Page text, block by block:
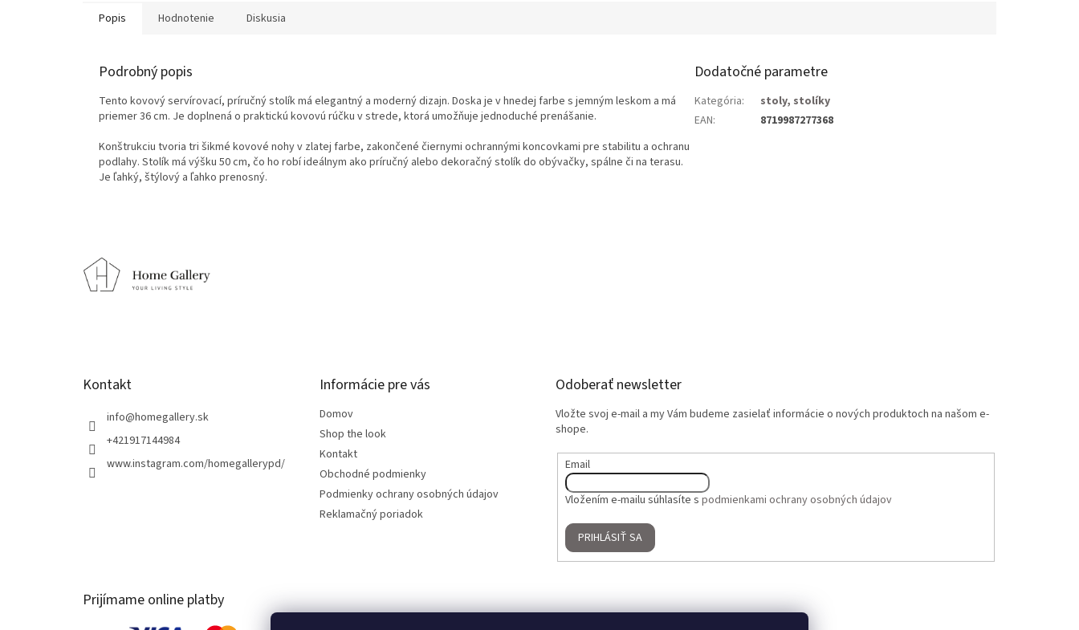
Popis Hodnotenie Diskusia
Podrobný popis
Tento kovový servírovací, príručný stolík má elegantný a moderný dizajn. Doska je v hnedej farbe s jemným leskom a má
priemer 36 cm. Je doplnená o praktickú kovovú rúčku v strede, ktorá umožňuje jednoduché prenášanie.
Konštrukciu tvoria tri šikmé kovové nohy v zlatej farbe, zakončené čiernymi ochrannými koncovkami pre stabilitu a ochranu
podlahy. Stolík má výšku 50 cm, čo ho robí ideálnym ako príručný alebo dekoračný stolík do obývačky, spálne či na terasu.
Je ľahký, štýlový a ľahko prenosný.
Dodatočné parametre
Kategória:
stoly, stolíky
EAN: 8719987277368
Kontakt
info@homegallery.sk
+421917144984
www.instagram.com/homegallerypd/
Informácie pre vás
Domov
Shop the look
Kontakt
Obchodné podmienky
Podmienky ochrany osobných údajov
Reklamačný poriadok
Odoberať newsletter
Vložte svoj e-mail a my Vám budeme zasielať informácie o nových produktoch na našom e-
shope.
Email
Vložením e-mailu súhlasíte s podmienkami ochrany osobných údajov
PRIHLÁSIŤ SA
Prijímame online platby